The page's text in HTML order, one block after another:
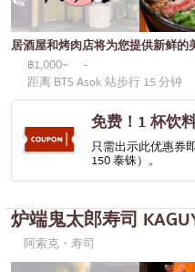
居酒屋和烤肉店将为您提供新鲜的
฿1,000~
-
距离 BTS Asok 站步行 15 分钟
免费！1 杯饮
只需出示此优惠券
150 泰铢）。
炉端鬼太郎寿司
阿索克・寿司